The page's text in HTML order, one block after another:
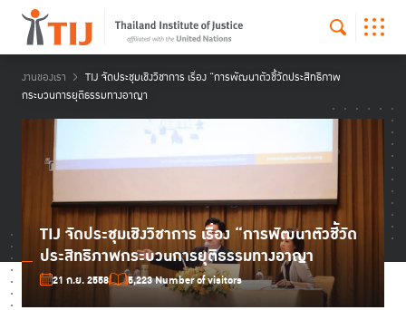
งานของเรา
TIJ จัดประชุมเชิงวิชาการ เรื่อง “การพัฒนาตัวชี้วัดประสิทธิภาพ
กระบวนการยุติธรรมทางอาญา
TIJ จัดประชุมเชิงวิชาการ เรื่อง “การพัฒนาตัวชี้วัด
ประสิทธิภาพกระบวนการยุติธรรมทางอาญา
21 ก.ย. 2558 5,223 Number of visitors